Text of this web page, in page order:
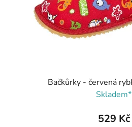
Bačkůrky - červená
Skladem*
529 Kč